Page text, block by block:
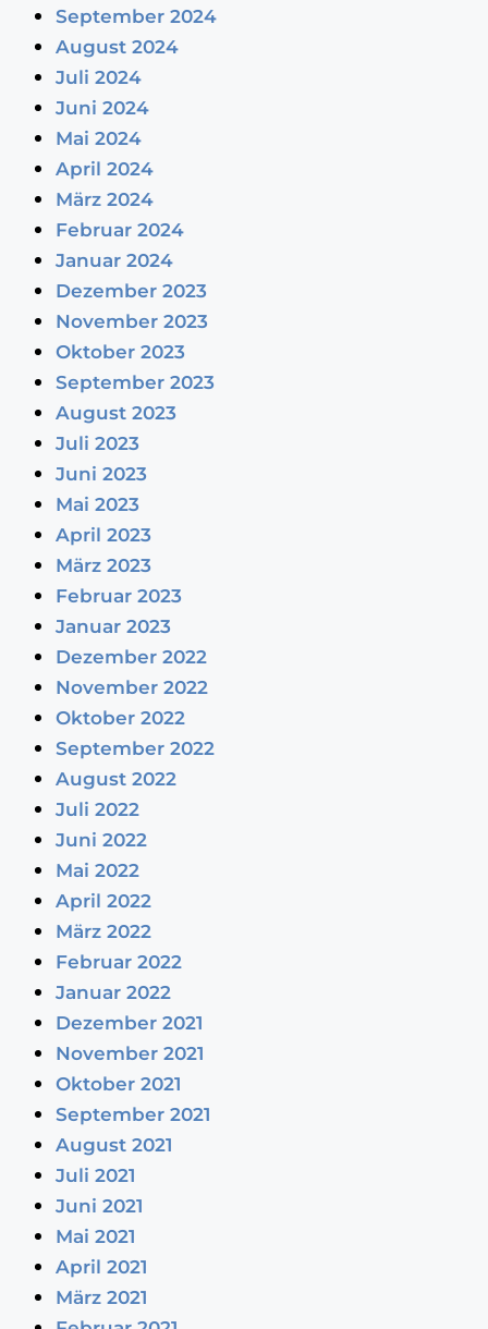
September 2024
August 2024
Juli 2024
Juni 2024
Mai 2024
April 2024
März 2024
Februar 2024
Januar 2024
Dezember 2023
November 2023
Oktober 2023
September 2023
August 2023
Juli 2023
Juni 2023
Mai 2023
April 2023
März 2023
Februar 2023
Januar 2023
Dezember 2022
November 2022
Oktober 2022
September 2022
August 2022
Juli 2022
Juni 2022
Mai 2022
April 2022
März 2022
Februar 2022
Januar 2022
Dezember 2021
November 2021
Oktober 2021
September 2021
August 2021
Juli 2021
Juni 2021
Mai 2021
April 2021
März 2021